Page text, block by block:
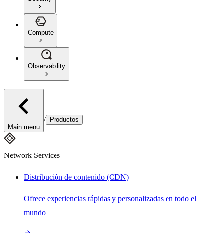
Compute
Observability
Main menu
/ Productos
Network Services
Distribución de contenido (CDN)
Ofrece experiencias rápidas y personalizadas en todo el
mundo